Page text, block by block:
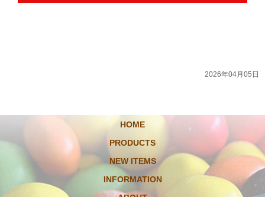
2026年04月05日
HOME
PRODUCTS
NEW ITEMS
INFORMATION